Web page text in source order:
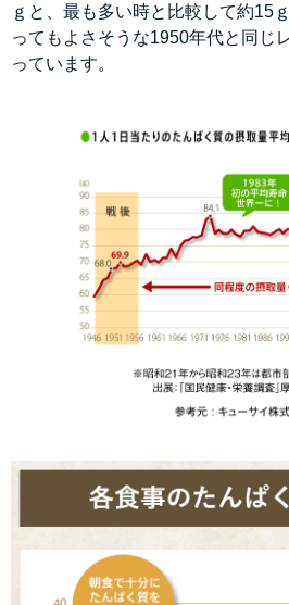
ｇと、最も多い時と比較して約15
ってもよさそうな1950年代と同じ
っています。